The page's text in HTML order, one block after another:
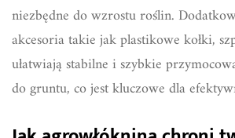
niezbędne do wzrostu roślin.
akcesoria takie jak plastikowe kołki,
ułatwiają stabilne i szybkie
do gruntu, co jest kluczowe dla